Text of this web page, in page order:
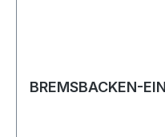
BREMSBACKEN-